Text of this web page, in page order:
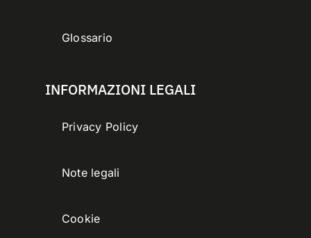
Glossario
INFORMAZIONI LEGALI
Privacy Policy
Note legali
Cookie